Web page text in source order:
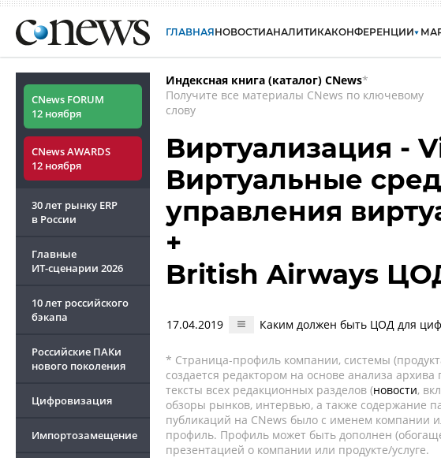
ГЛАВНАЯНОВОСТИАНАЛИТИКАКОНФЕРЕНЦИИ
CNews FORUM
12 ноября
CNews AWARDS
12 ноября
30 лет рынку ERP
в России
Главные
ИТ-сценарии 2026
10 лет российского
бэкапа
Российские ПАКи
нового поколения
Цифровизация
Импортозамещение
Индексная книга (каталог) CNews*
Получите все материалы CNews по ключевому
слову
Виртуализация -
Виртуальные
управления
+
British Airways
17.04.2019 Каким должен быть ЦОД для
* Страница-профиль компании, системы
создается редактором на основе анализа
тексты всех редакционных разделов (новости,
обзоры рынков, интервью, а также содержание
публикаций на CNews было с именем компании
профиль. Профиль может быть дополнен
презентацией о компании или продукте/услуге.